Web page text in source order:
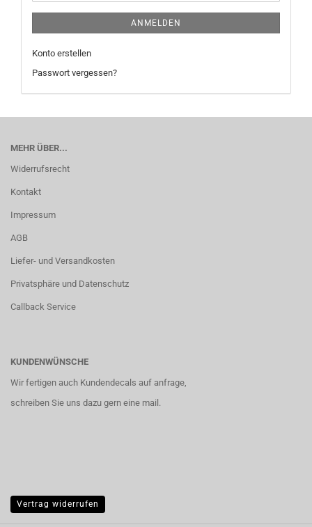
ANMELDEN
Konto erstellen
Passwort vergessen?
MEHR ÜBER...
Widerrufsrecht
Kontakt
Impressum
AGB
Liefer- und Versandkosten
Privatsphäre und Datenschutz
Callback Service
KUNDENWÜNSCHE
Wir fertigen auch Kundendecals auf anfrage,
schreiben Sie uns dazu gern eine mail.
Vertrag widerrufen